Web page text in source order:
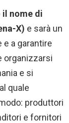
il nome di
X) e sarà un
e a garantire
organizzarsi
e si
quale
produttori
e fornitori